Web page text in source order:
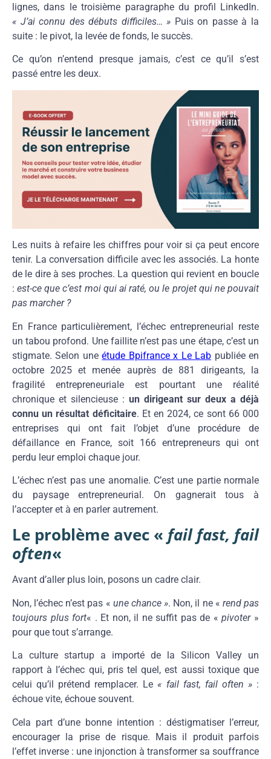
lignes, dans le troisième paragraphe du profil LinkedIn.
« J’ai connu des débuts difficiles… » Puis on passe à la
suite : le pivot, la levée de fonds, le succès.
Ce qu’on n’entend presque jamais, c’est ce qu’il s’est
passé entre les deux.
Les nuits à refaire les chiffres pour voir si ça peut encore
tenir. La conversation difficile avec les associés. La honte
de le dire à ses proches. La question qui revient en boucle
:est-ce que c’est moi qui ai raté, ou le projet qui ne pouvait
pas marcher ?
En France particulièrement, l’échec entrepreneurial reste
un tabou profond. Une faillite n’est pas une étape, c’est un
stigmate. Selon uneétude Bpifrance x Le Lab publiée en
octobre 2025 et menée auprès de 881 dirigeants, la
fragilité entrepreneuriale est pourtant une réalité
chronique et silencieuse : un dirigeant sur deux a déjà
connu un résultat déficitaire. Et en 2024, ce sont 66 000
entreprises qui ont fait l’objet d’une procédure de
défaillance en France, soit 166 entrepreneurs qui ont
perdu leur emploi chaque jour.
L’échec n’est pas une anomalie. C’est une partie normale
du paysage entrepreneurial. On gagnerait tous à
l’accepter et à en parler autrement.
Le problème avec « fail fast, fail
often«
Avant d’aller plus loin, posons un cadre clair.
Non, l’échec n’est pas « une chance ». Non, il ne « rend pas
toujours plus fort« . Et non, il ne suffit pas de «pivoter»
pour que tout s’arrange.
La culture startup a importé de la Silicon Valley un
rapport à l’échec qui, pris tel quel, est aussi toxique que
celui qu’il prétend remplacer. Le« fail fast, fail often »:
échoue vite, échoue souvent.
Cela part d’une bonne intention : déstigmatiser l’erreur,
encourager la prise de risque. Mais il produit parfois
l’effet inverse : une injonction à transformer sa souffrance